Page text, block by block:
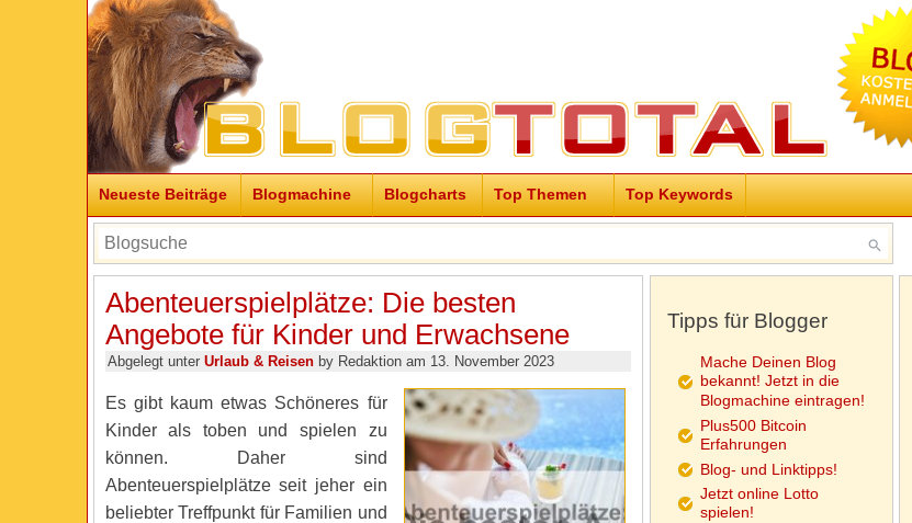
Neueste Beiträge Blogmachine Blogcharts Top Themen Top Keywords
Abenteuerspielplätze: Die besten
Angebote für Kinder und Erwachsene
Abgelegt unter Urlaub & Reisenby Redaktion am 13. November 2023
Es gibt kaum etwas Schöneres für
Kinder als toben und spielen zu
können. Daher sind
Abenteuerspielplätze seit jeher ein
beliebter Treffpunkt für Familien und
Tipps für Blogger
Mache Deinen Blog
bekannt! Jetzt in die
Blogmachine eintragen!
Plus500 Bitcoin
Erfahrungen
Blog- und Linktipps!
Jetzt online Lotto
spielen!